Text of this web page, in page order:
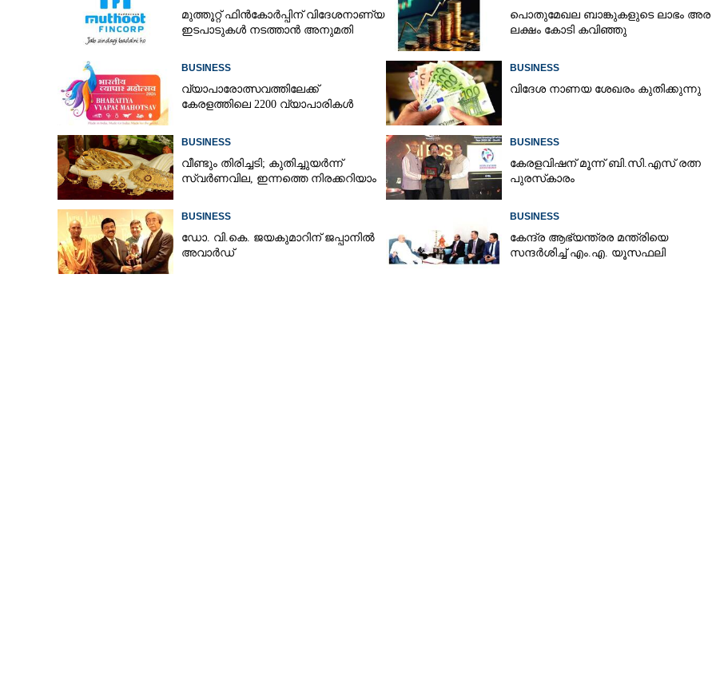
മുത്തൂറ്റ് ഫിൻകോർപ്പിന് വിദേശനാണ്യ
ഇടപാടുകൾ നടത്താൻ അനുമതി
പൊതുമേഖല ബാങ്കുകളുടെ ലാഭം അര
ലക്ഷം കോടി കവിഞ്ഞു
BUSINESS
വ്യാപാരോത്സവത്തിലേക്ക്
കേരളത്തിലെ 2200 വ്യാപാരികൾ
BUSINESS
വിദേശ നാണയ ശേഖരം കുതിക്കുന്നു
BUSINESS
വീണ്ടും തിരിച്ചടി; കുതിച്ചുയർന്ന്
സ്വർണവില, ഇന്നത്തെ നിരക്കറിയാം
BUSINESS
കേരളവിഷന് മൂന്ന് ബി.സി.എസ് രത്ന
പുരസ്‌കാരം
BUSINESS
ഡോ. വി.കെ. ജയകുമാറിന് ജപ്പാനിൽ
അവാർഡ്
BUSINESS
കേന്ദ്ര ആഭ്യന്ത്രര മന്ത്രിയെ
സന്ദർശിച്ച് എം.എ. യൂസഫലി
ഒറ്റത്തവണ തീർപ്പാക്കൽ ഇളവുമായി
ഹൗസ്‌ഫെഡ്